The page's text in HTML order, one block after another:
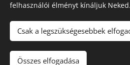
© 2016-2026 Pécsi Görögkatolikus
felhasználói élményt kínáljuk Neked.
Csak a legszükségesebbek
Összes elfogadása